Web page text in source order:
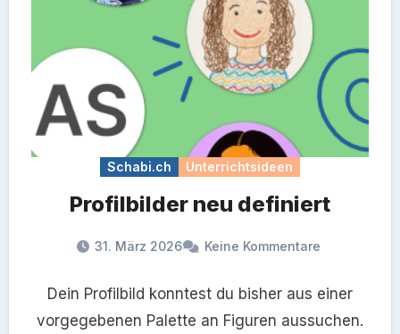
Schabi.ch Unterrichtsideen
Profilbilder neu definiert
31. März 2026 Keine Kommentare
Dein Profilbild konntest du bisher aus einer
vorgegebenen Palette an Figuren aussuchen.